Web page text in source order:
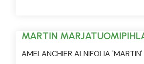
MARTIN
AMELANCHIER ALNIFOLIA 'MARTIN'